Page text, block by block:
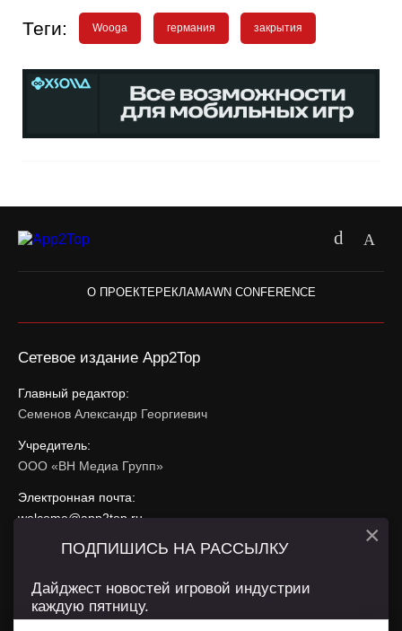
Теги: Wooga германия закрытия
О ПРОЕКТЕ РЕКЛАМАWN CONFERENCE
Сетевое издание App2Top
Главный редактор:
Семенов Александр Георгиевич
Учредитель:
ООО «ВН Медиа Групп»
Электронная почта:
welcome@app2top.ru
При использовании материалов активная ссылка на
Сайт использует IP адреса, cookie, данные геолокации
ПОДПИШИСЬ НА РАССЫЛКУ
Дайджест новостей игровой индустрии
каждую пятницу.
×